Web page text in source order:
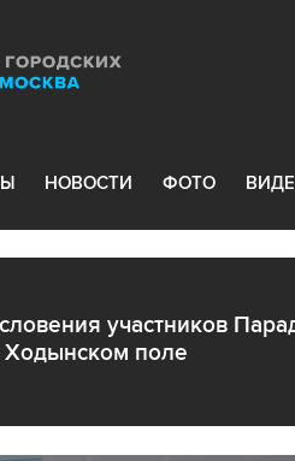
НОВОСТИ ФОТО
участников
Ходынском поле